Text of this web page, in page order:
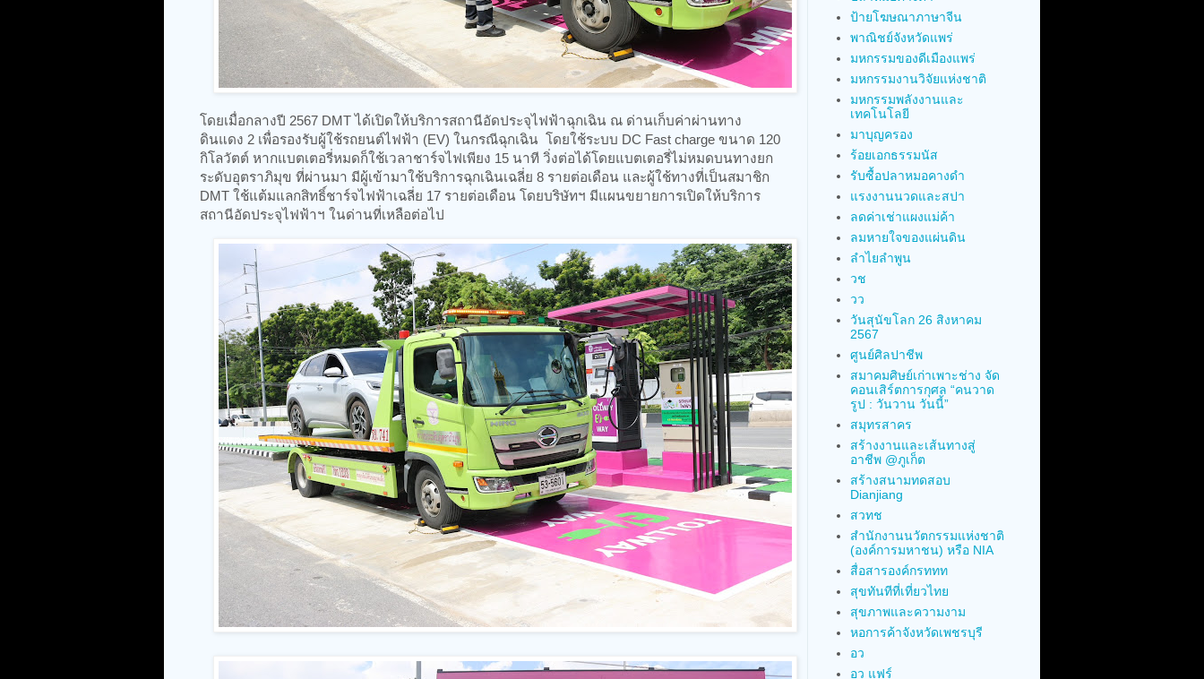
​โดยเมื่อกลางปี 2567 DMT ได้เปิดให้บริการสถานีอัดประจุไฟฟ้าฉุกเฉิน ณ ด่านเก็บค่าผ่านทาง
ดินแดง 2 เพื่อรองรับผู้ใช้รถยนต์ไฟฟ้า (EV) ในกรณีฉุกเฉิน โดยใช้ระบบ DC Fast charge ขนาด 120
กิโลวัตต์ หากแบตเตอรี่หมดก็ใช้เวลาชาร์จไฟเพียง 15 นาที วิ่งต่อได้โดยแบตเตอรี่ไม่หมดบนทางยก
ระดับอุตราภิมุข ที่ผ่านมา มีผู้เข้ามาใช้บริการฉุกเฉินเฉลี่ย 8 รายต่อเดือน และผู้ใช้ทางที่เป็นสมาชิก
DMT ใช้แต้มแลกสิทธิ์ชาร์จไฟฟ้าเฉลี่ย 17 รายต่อเดือน โดยบริษัทฯ มีแผนขยายการเปิดให้บริการ
สถานีอัดประจุไฟฟ้าฯ ในด่านที่เหลือต่อไป
ป้ายโฆษณาภาษาจีน
พาณิชย์จังหวัดแพร่
มหกรรมของดีเมืองแพร่
มหกรรมงานวิจัยแห่งชาติ
มหกรรมพลังงานและ
เทคโนโลยี
มาบุญครอง
ร้อยเอกธรรมนัส
รับซื้อปลาหมอคางดำ
แรงงานนวดและสปา
ลดค่าเช่าแผงแม่ค้า
ลมหายใจของแผ่นดิน
ลำไยลำพูน
วช
วว
วันสุนัขโลก 26 สิงหาคม
2567
ศูนย์ศิลปาชีพ
สมาคมศิษย์เก่าเพาะช่าง จัด
คอนเสิร์ตการกุศล “คนวาด
รูป : วันวาน วันนี้”
สมุทรสาคร
สร้างงานและเส้นทางสู่
อาชีพ @ภูเก็ต
สร้างสนามทดสอบ
Dianjiang
สวทช
สำนักงานนวัตกรรมแห่งชาติ
(องค์การมหาชน) หรือ NIA
สื่อสารองค์กรททท
สุขทันทีที่เที่ยวไทย
สุขภาพและความงาม
หอการค้าจังหวัดเพชรบุรี
อว
อว แฟร์